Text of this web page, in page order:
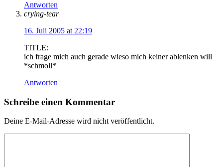
Antworten
crying-tear
16. Juli 2005 at 22:19
TITLE:
ich frage mich auch gerade wieso mich keiner ablenken will
*schmoll*
Antworten
Schreibe einen Kommentar
Deine E-Mail-Adresse wird nicht veröffentlicht.